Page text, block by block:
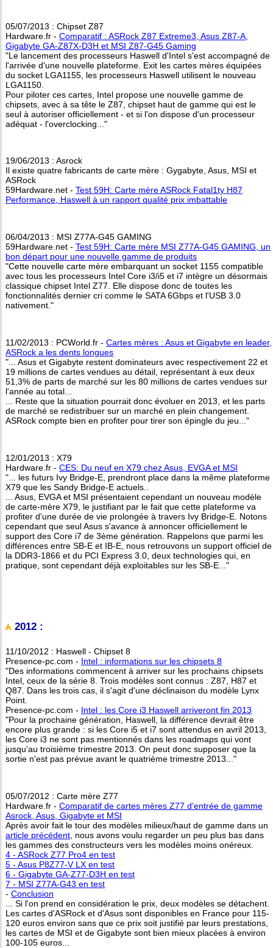
05/07/2013 : Chipset Z87
Hardware.fr - Comparatif : ASRock Z87 Extreme3, Asus Z87-A,
Gigabyte GA-Z87X-D3H et MSI Z87-G45 Gaming
"Le lancement des processeurs Haswell d'Intel s'est accompagné de
l'arrivée d'une nouvelle plateforme. Exit les cartes mères équipées
du socket LGA1155, les processeurs Haswell utilisent le nouveau
LGA1150.
Pour piloter ces cartes, Intel propose une nouvelle gamme de
chipsets, avec à sa tête le Z87, chipset haut de gamme qui est le
seul à autoriser officiellement - et si l'on dispose d'un processeur
adéquat - l'overclocking..."
19/06/2013 : Asrock
Il existe quatre fabricants de carte mère : Gygabyte, Asus, MSI et
ASRock
59Hardware.net - Test 59H: Carte mère ASRock Fatal1ty H87
Performance, Haswell à un rapport qualité prix imbattable
06/04/2013 : MSI Z77A-G45 GAMING
59Hardware.net - Test 59H: Carte mère MSI Z77A-G45 GAMING, un
bon départ pour une nouvelle gamme de produits
"Cette nouvelle carte mère embarquant un socket 1155 compatible
avec tous les processeurs Intel Core i3/i5 et i7 intègre un désormais
classique chipset Intel Z77. Elle dispose donc de toutes les
fonctionnalités dernier cri comme le SATA 6Gbps et l'USB 3.0
nativement."
11/02/2013 : PCWorld.fr - Cartes mères : Asus et Gigabyte en leader,
ASRock a les dents longues
"... Asus et Gigabyte restent dominateurs avec respectivement 22 et
19 millions de cartes vendues au détail, représentant à eux deux
51,3% de parts de marché sur les 80 millions de cartes vendues sur
l'année au total...
... Reste que la situation pourrait donc évoluer en 2013, et les parts
de marché se redistribuer sur un marché en plein changement.
ASRock compte bien en profiter pour tirer son épingle du jeu..."
12/01/2013 : X79
Hardware.fr - CES: Du neuf en X79 chez Asus, EVGA et MSI
"... les futurs Ivy Bridge-E, prendront place dans la même plateforme
X79 que les Sandy Bridge-E actuels..
... Asus, EVGA et MSI présentaient cependant un nouveau modèle
de carte-mère X79, le justifiant par le fait que cette plateforme va
profiter d'une durée de vie prolongée à travers Ivy Bridge-E. Notons
cependant que seul Asus s'avance à annoncer officiellement le
support des Core i7 de 3ème génération. Rappelons que parmi les
différences entre SB-E et IB-E, nous retrouvons un support officiel de
la DDR3-1866 et du PCI Express 3.0, deux technologies qui, en
pratique, sont cependant déjà exploitables sur les SB-E..."
2012 :
11/10/2012 : Haswell - Chipset 8
Presence-pc.com - Intel : informations sur les chipsets 8
"Des informations commencent à arriver sur les prochains chipsets
Intel, ceux de la série 8. Trois modèles sont connus : Z87, H87 et
Q87. Dans les trois cas, il s'agit d'une déclinaison du modèle Lynx
Point.
Presence-pc.com - Intel : les Core i3 Haswell arriveront fin 2013
"Pour la prochaine génération, Haswell, la différence devrait être
encore plus grande : si les Core i5 et i7 sont attendus en avril 2013,
les Core i3 ne sont pas mentionnés dans les roadmaps qui vont
jusqu'au troisième trimestre 2013. On peut donc supposer que la
sortie n'est pas prévue avant le quatrième trimestre 2013..."
05/07/2012 : Carte mère Z77
Hardware.fr - Comparatif de cartes mères Z77 d'entrée de gamme
Asrock, Asus, Gigabyte et MSI
Après avoir fait le tour des modèles milieux/haut de gamme dans un
article précédent , nous avons voulu regarder un peu plus bas dans
les gammes des constructeurs vers les modèles moins onéreux.
4 - ASRock Z77 Pro4 en test
5 - Asus P8Z77-V LX en test
6 - Gigabyte GA-Z77-D3H en test
7 - MSI Z77A-G43 en test
- Conclusion
... Si l'on prend en considération le prix, deux modèles se détachent.
Les cartes d'ASRock et d'Asus sont disponibles en France pour 115-
120 euros environ sans que ce prix soit justifié par leurs prestations,
les cartes de MSI et de Gigabyte sont bien mieux placées à environ
100-105 euros...